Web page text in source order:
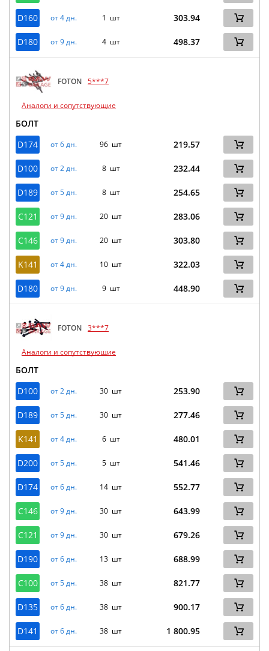
D160 от 4 дн. 1 шт 303.94
D180 от 9 дн. 4 шт 498.37
FOTON 5***7
Аналоги и сопутствующие
БОЛТ
D174
от 6 дн. 96 шт 219.57
D100 от 2 дн. 8 шт 232.44
D189 от 5 дн. 8 шт 254.65
C121 от 9 дн. 20 шт 283.06
C146 от 9 дн. 20 шт 303.80
K141 от 4 дн. 10 шт 322.03
D180 от 9 дн. 9 шт 448.90
FOTON 3***7
Аналоги и сопутствующие
БОЛТ
D100
от 2 дн. 30 шт 253.90
D189 от 5 дн. 30 шт 277.46
K141 от 4 дн. 6 шт 480.01
D200 от 5 дн. 5 шт 541.46
D174 от 6 дн. 14 шт 552.77
C146 от 9 дн. 30 шт 643.99
C121 от 9 дн. 30 шт 679.26
D190 от 6 дн. 13 шт 688.99
C100 от 5 дн. 38 шт 821.77
D135 от 6 дн. 38 шт 900.17
D141 от 6 дн. 38 шт 1 800.95